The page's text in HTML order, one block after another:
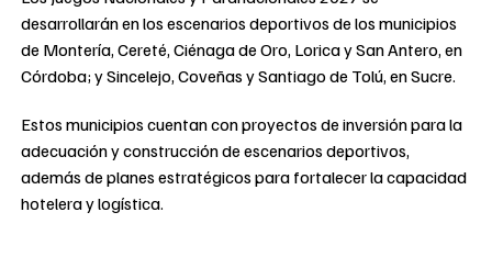
desarrollarán en los escenarios deportivos de los municipios
de Montería, Cereté, Ciénaga de Oro, Lorica y San Antero, en
Córdoba; y Sincelejo, Coveñas y Santiago de Tolú, en Sucre.
Estos municipios cuentan con proyectos de inversión para la
adecuación y construcción de escenarios deportivos,
además de planes estratégicos para fortalecer la capacidad
hotelera y logística.